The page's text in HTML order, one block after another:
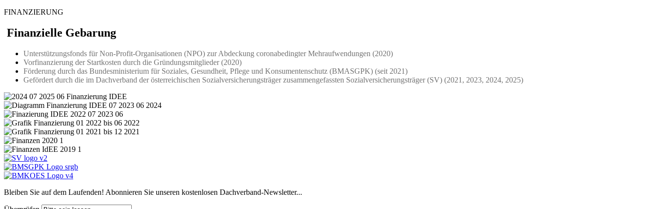
FINANZIERUNG
Finanzielle Gebarung
Unterstützungsfonds für Non-Profit-Organisationen (NPO) zur Abdeckung coronabedingter Mehraufwendungen (2020)
Vorfinanzierung der Startkosten durch die Gründungsmitglieder (2020)
Förderung durch das Bundesministerium für Soziales, Gesundheit, Pflege und Konsumentenschutz (BMASGPK) (seit 2021)
Gefördert durch die im Dachverband der österreichischen Sozialversicherungsträger zusammengefassten Sozialversicherungsträger (SV) (2021, 2023, 2024, 2025)
Bleiben Sie auf dem Laufenden! Abonnieren Sie unseren kostenlosen Dachverband-Newsletter...